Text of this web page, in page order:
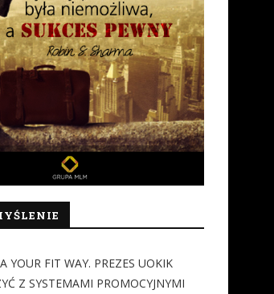
YOUR FIT WAY. PREZES UOKIK
Z SYSTEMAMI PROMOCYJNYMI